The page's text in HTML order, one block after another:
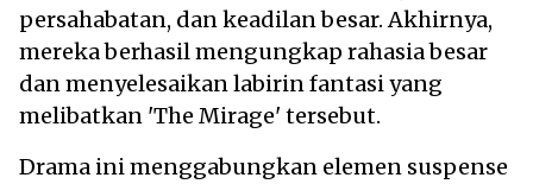
persahabatan, dan keadilan besar. Akhirnya,
mereka berhasil mengungkap rahasia besar
dan menyelesaikan labirin fantasi yang
melibatkan 'The Mirage' tersebut.
Drama ini menggabungkan elemen suspense